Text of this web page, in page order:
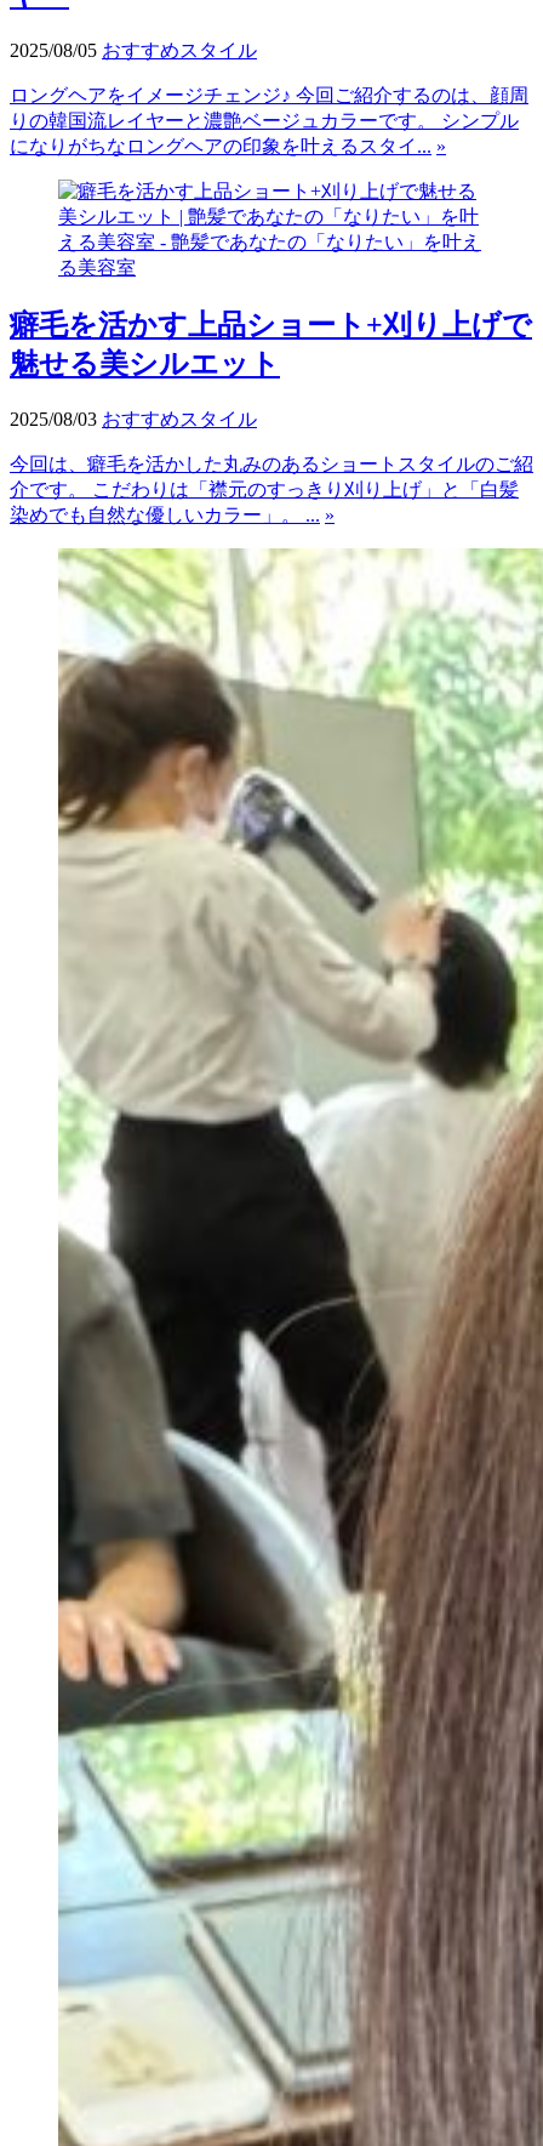
2025/08/05 おすすめスタイル
ロングヘアをイメージチェンジ♪ 今回ご紹介するのは、顔周
りの韓国流レイヤーと濃艶ベージュカラーです。 シンプル
になりがちなロングヘアの印象を叶えるスタイ... »
癖毛を活かす上品ショート+刈り上げで
魅せる美シルエット
2025/08/03 おすすめスタイル
今回は、癖毛を活かした丸みのあるショートスタイルのご紹
介です。 こだわりは「襟元のすっきり刈り上げ」と「白髪
染めでも自然な優しいカラー」。 ... »